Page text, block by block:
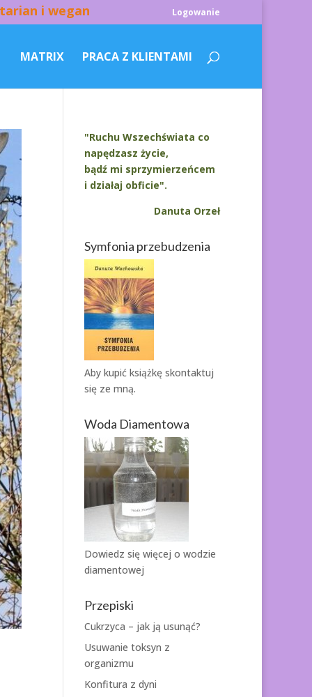
i wegan Logowanie
MATRIX PRACA Z KLIENTAMI
"Ruchu Wszechświata co
napędzasz życie,
bądź mi sprzymierzeńcem
i działaj obficie".
Danuta Orzeł
Symfonia przebudzenia
Aby kupić książkę skontaktuj
się ze mną.
Woda Diamentowa
Dowiedz się więcej o wodzie
diamentowej
Przepiski
Cukrzyca – jak ją usunąć?
Usuwanie toksyn z
organizmu
Konfitura z dyni